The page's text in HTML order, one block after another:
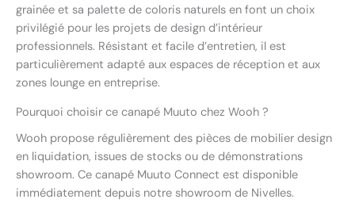
grainée et sa palette de coloris naturels en font un choix
privilégié pour les projets de design d’intérieur
professionnels. Résistant et facile d’entretien, il est
particulièrement adapté aux espaces de réception et aux
zones lounge en entreprise.
Pourquoi choisir ce canapé Muuto chez Wooh ?
Wooh propose régulièrement des pièces de mobilier design
en liquidation, issues de stocks ou de démonstrations
showroom. Ce canapé Muuto Connect est disponible
immédiatement depuis notre showroom de Nivelles.